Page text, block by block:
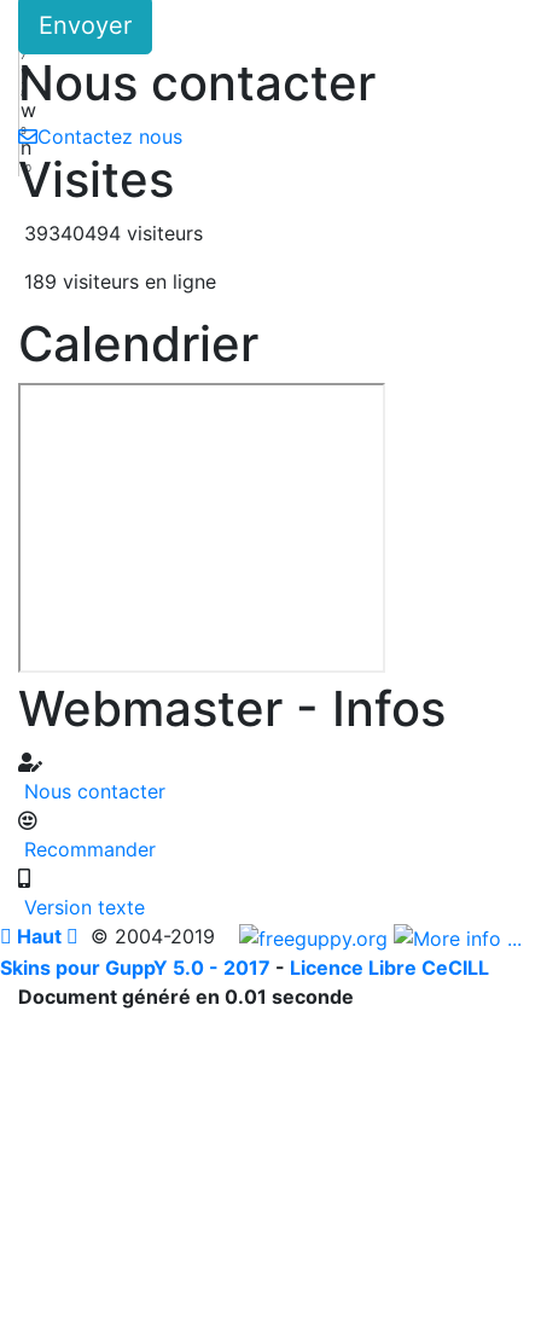
7
y
8
w
9
n
10
Envoyer
Nous contacter
Contactez nous
Visites
39340494 visiteurs
189 visiteurs en ligne
Calendrier
Webmaster - Infos
Nous contacter
Recommander
Version texte
 Haut  © 2004-2019
Skins pour GuppY 5.0 - 2017 - Licence Libre CeCILL
Document généré en 0.01 seconde